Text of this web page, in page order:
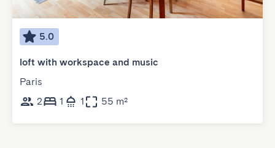
5.0
loft with workspace and music
Paris
2
1 1 55 m²